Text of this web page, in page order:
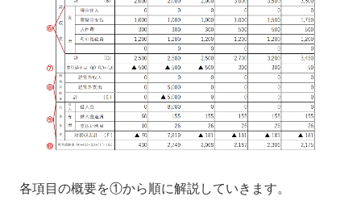
各項目の概要を①から順に解説していきます。